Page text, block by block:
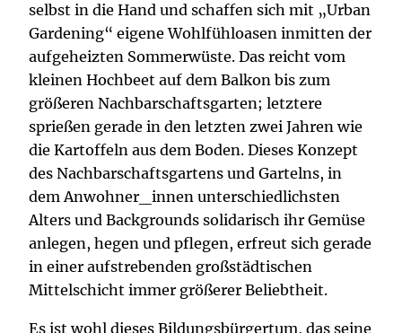
selbst in die Hand und schaffen sich mit „Urban
Gardening“ eigene Wohlfühloasen inmitten der
aufgeheizten Sommerwüste. Das reicht vom
kleinen Hochbeet auf dem Balkon bis zum
größeren Nachbarschaftsgarten; letztere
sprießen gerade in den letzten zwei Jahren wie
die Kartoffeln aus dem Boden. Dieses Konzept
des Nachbarschaftsgartens und Gartelns, in
dem Anwohner_innen unterschiedlichsten
Alters und Backgrounds solidarisch ihr Gemüse
anlegen, hegen und pflegen, erfreut sich gerade
in einer aufstrebenden großstädtischen
Mittelschicht immer größerer Beliebtheit.
Es ist wohl dieses Bildungsbürgertum, das seine